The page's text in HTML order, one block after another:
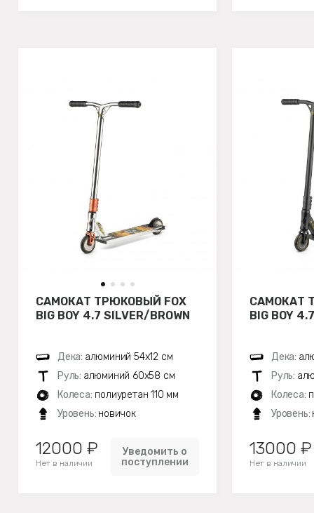
САМОКАТ ТРЮКОВЫЙ FOX
BIG BOY 4.7 SILVER/BROWN
Дека: алюминий 54х12 см
Руль: алюминий 60х58 см
Колеса: полиуретан 110 мм
Уровень: новичок
12000 ₽
Нет в наличии
Уведомить о
поступлении
САМОКАТ
BIG BOY
Дека:
Руль:
Колеса:
Уровень:
13000 ₽
Нет в наличии